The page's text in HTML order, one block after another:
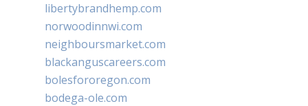
libertybrandhemp.com
norwoodinnwi.com
neighboursmarket.com
blackanguscareers.com
bolesfororegon.com
bodega-ole.com